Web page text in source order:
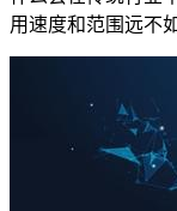
用速度和范围远不